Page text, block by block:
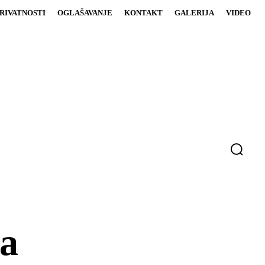
OGLAŠAVANJE KONTAKT GALERIJA VIDEO